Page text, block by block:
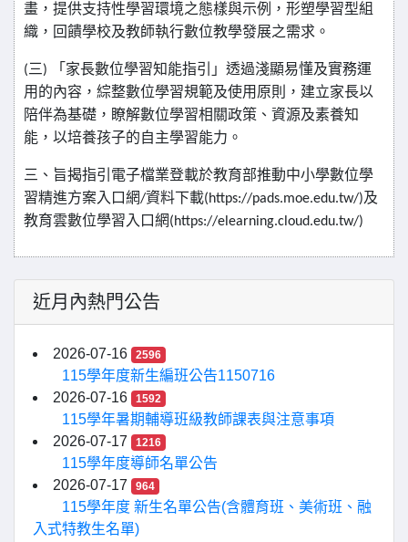
畫，提供支持性學習環境之態樣與示例，形塑學習型組
織，回饋學校及教師執行數位教學發展之需求。
(三)
「家長數位學習知能指引」透過淺顯易懂及實務運
用的內容，綜整數位學習規範及使用原則，建立家長以
陪伴為基礎，瞭解數位學習相關政策、資源及素養知
能，以培養孩子的自主學習能力。
三、旨揭指引電子檔業登載於教育部推動中小學數位學
習精進方案入口網/資料下載(https://pads.moe.edu.tw/)及
教育雲數位學習入口網(https://elearning.cloud.edu.tw/)
近月內熱門公告
2026-07-16 2596
115學年度新生編班公告1150716
2026-07-16
1592
115學年暑期輔導班級教師課表與注意事項
2026-07-17
1216
115學年度導師名單公告
2026-07-17
964
115學年度 新生名單公告(含體育班、美術班、融
入式特教生名單)